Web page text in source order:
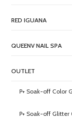
RED IGUANA
QUEENV NAIL SPA
OUTLET
P+ Soak-off Color
P+ Soak-off Glitter